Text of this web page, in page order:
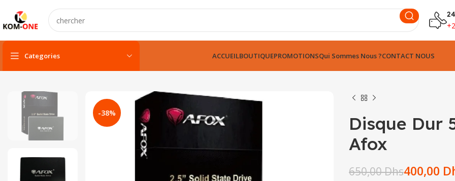
Categories
PC portable remis à neuf
PC portable gamer
pc fixe & tout-en-un
ACCUEILBOUTIQUEPROMOTIONSQui Sommes Nous ?CONTACT NOUS
-38%
Disque Dur
Afox
650,00Dhs400,00